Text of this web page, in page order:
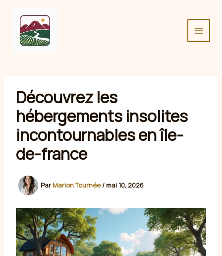
contenu
Découvrez les
hébergements insolites
incontournables en île-
de-france
Par Marion Tournée/mai 10, 2026